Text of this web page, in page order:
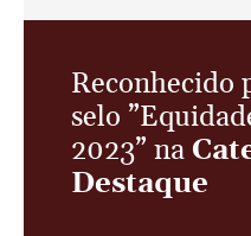
Reconhecido
selo
2023” na
Destaque